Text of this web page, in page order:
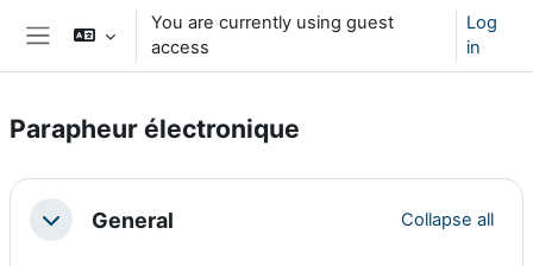
Skip to main content
You are currently using guest
access
Log
in
Parapheur électronique
Section outline
CollapseGeneral Collapse all